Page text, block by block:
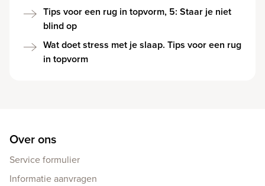
Tips voor een rug in topvorm, 5: Staar je niet
blind op
Wat doet stress met je slaap. Tips voor een rug
in topvorm
Over ons
Service formulier
Informatie aanvragen